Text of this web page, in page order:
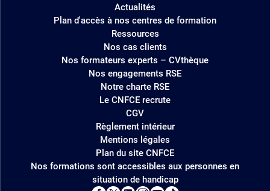
Actualités
Plan d'accès à nos centres de formation
Ressources
Nos cas clients
Nos formateurs experts – CVthèque
Nos engagements RSE
Notre charte RSE
Le CNFCE recrute
CGV
Règlement intérieur
Mentions légales
Plan du site CNFCE
Nos formations sont accessibles aux personnes en
situation de handicap